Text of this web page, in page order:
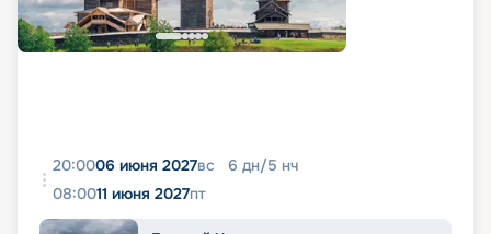
20:0006 июня 2027вс 6 дн/5 нч
08:0011 июня 2027пт